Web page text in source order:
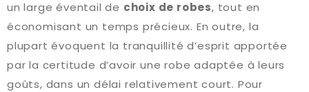
un large éventail de choix de robes, tout en
économisant un temps précieux. En outre, la
plupart évoquent la tranquillité d’esprit apportée
par la certitude d’avoir une robe adaptée à leurs
goûts, dans un délai relativement court. Pour